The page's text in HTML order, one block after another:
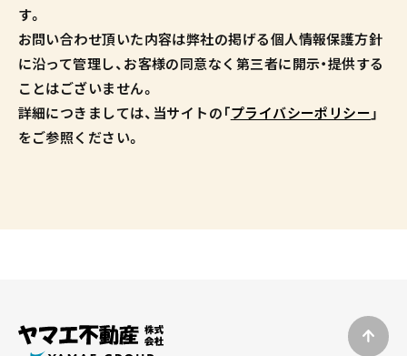
す。
お問い合わせ頂いた内容は弊社の掲げる個人情報保護方針
に沿って管理し、お客様の同意なく第三者に開示・提供する
ことはございません。
詳細につきましては、当サイトの「プライバシーポリシー」
をご参照ください。